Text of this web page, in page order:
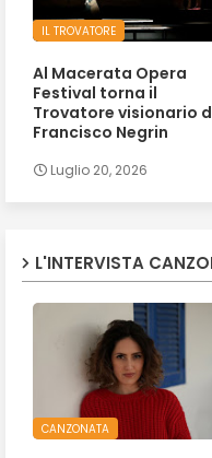
IL TROVATORE
Al Macerata Opera
Festival torna il
Trovatore visionario
Francisco Negrin
Luglio 20, 2026
L'INTERVISTA
CANZONATA